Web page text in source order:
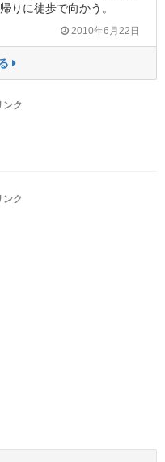
りに徒歩で向かう。
2010年6月22日
ンク
ンク